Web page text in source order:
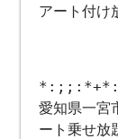
アート付け
愛知県一宮
ート乗せ放